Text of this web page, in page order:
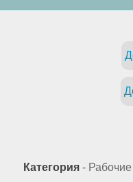
Категория - Рабочие